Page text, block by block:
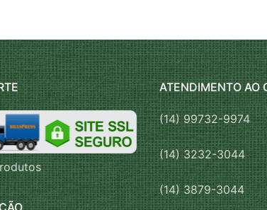
ATENDIMENTO AO
(14) 99732-9974
(14) 3232-3044
(14) 3879-3044